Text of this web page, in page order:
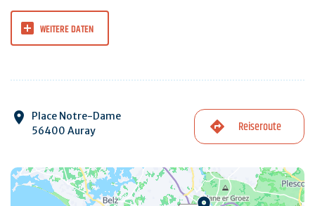
WEITERE DATEN
Place Notre-Dame
56400 Auray
Reiseroute